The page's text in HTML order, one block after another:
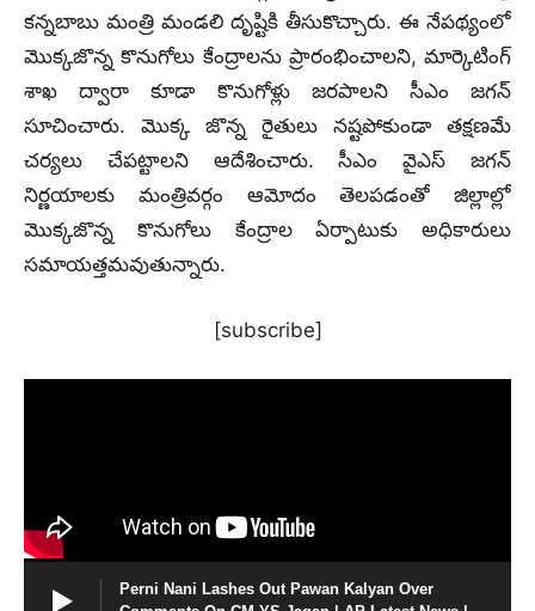
కన్నబాబు మంత్రి మండలి దృష్టికి తీసుకొచ్చారు. ఈ నేపథ్యంలో
మొక్కజొన్న కొనుగోలు కేంద్రాలను ప్రారంభించాలని, మార్కెటింగ్‌
శాఖ ద్వారా కూడా కొనుగోళ్లు జరపాలని సీఎం జగన్
సూచించారు. మొక్క జొన్న రైతులు నష్టపోకుండా తక్షణమే
చర్యలు చేపట్టాలని ఆదేశించారు. సీఎం వైఎస్ జగన్‌
నిర్ణయాలకు మంత్రివర్గం ఆమోదం తెలపడంతో జిల్లాల్లో
మొక్కజొన్న కొనుగోలు కేంద్రాల ఏర్పాటుకు అధికారులు
సమాయత్తమవుతున్నారు.
[subscribe]
Perni Nani Lashes Out Pawan Kalyan Over